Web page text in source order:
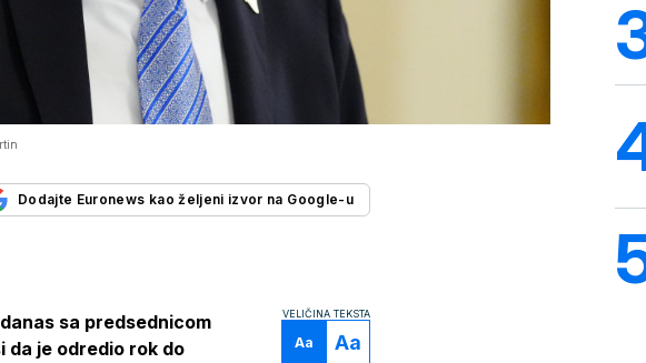
Dodajte Euronews kao željeni izvor na Google-u
VELIČINA TEKSTA
Aa Aa
sa predsednicom
da je odredio rok do